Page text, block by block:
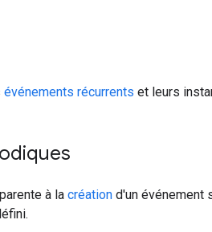
événements récurrents et leurs
à la création d'un événement